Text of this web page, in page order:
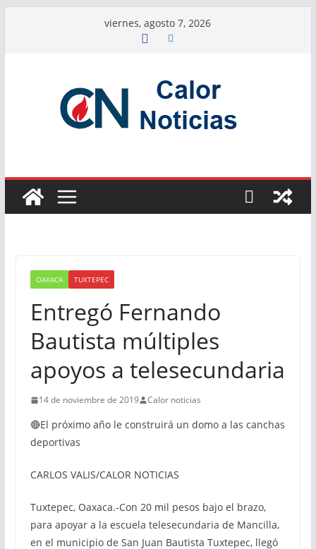
viernes, agosto 7, 2026
OAXACA TUXTEPEC
Entregó Fernando
Bautista múltiples
apoyos a telesecundaria
14 de noviembre de 2019 Calor noticias
🔴El próximo año le construirá un domo a las canchas
deportivas
CARLOS VALIS/CALOR NOTICIAS
Tuxtepec, Oaxaca.-Con 20 mil pesos bajo el brazo,
para apoyar a la escuela telesecundaria de Mancilla,
en el municipio de San Juan Bautista Tuxtepec, llegó